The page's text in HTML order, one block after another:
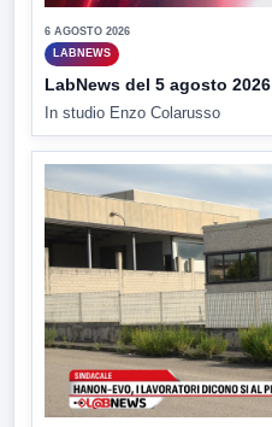
6 AGOSTO 2026
LABNEWS
LabNews del 5 agosto 2026
In studio Enzo Colarusso